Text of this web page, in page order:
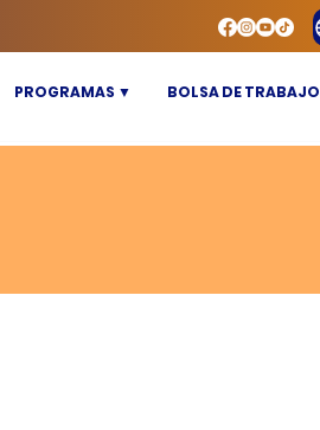
PROGRAMAS ▼ BOLSA DE TRABAJO